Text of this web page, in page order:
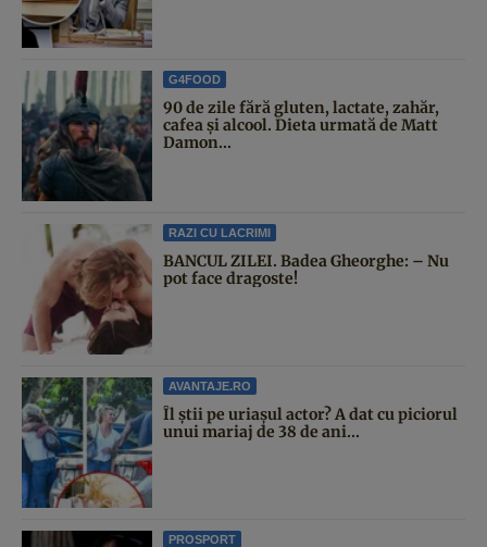
G4FOOD
90 de zile fără gluten, lactate, zahăr,
cafea și alcool. Dieta urmată de Matt
Damon...
RAZI CU LACRIMI
BANCUL ZILEI. Badea Gheorghe: – Nu
pot face dragoste!
AVANTAJE.RO
Îl știi pe uriașul actor? A dat cu piciorul
unui mariaj de 38 de ani...
PROSPORT